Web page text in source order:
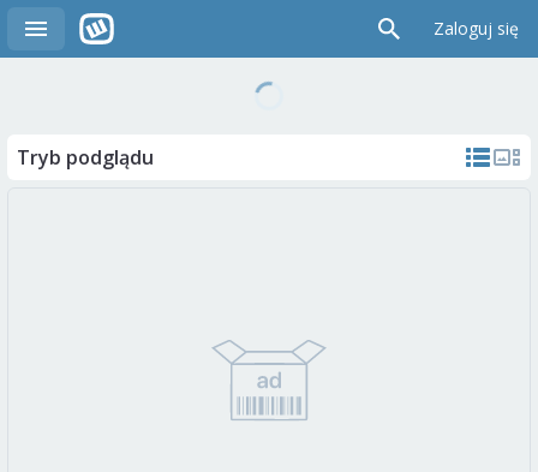
Zaloguj się
Tryb podglądu